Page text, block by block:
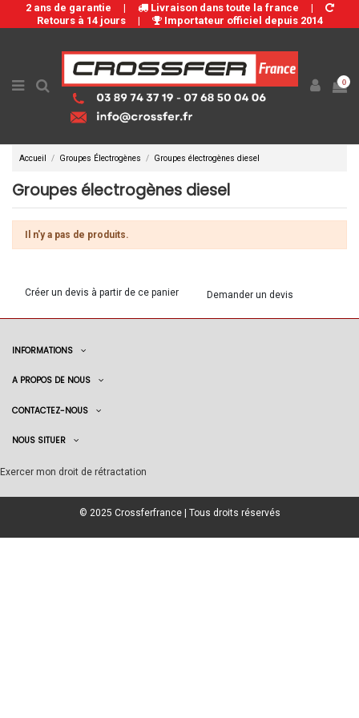
2 ans de garantie | Livraison dans toute la france
|
Retours à 14 jours
| Importateur officiel depuis 2014
0
Accueil Groupes Électrogènes Groupes électrogènes diesel
Groupes électrogènes diesel
Il n'y a pas de produits.
Créer un devis à partir de ce panier Demander un devis
INFORMATIONS
A PROPOS DE NOUS
CONTACTEZ-NOUS
NOUS SITUER
Exercer mon droit de rétractation
© 2025 Crossferfrance | Tous droits réservés